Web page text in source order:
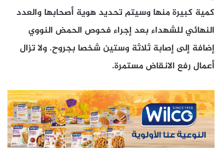
كمية كبيرة منها وسيتم تحديد هوية أصحابها والعدد
النهائي للشهداء بعد إجراء فحوص الحمض النووي
إضافة إلى إصابة ثلاثة وستين شخصا بجروح. ولا تزال
أعمال رفع الانقاض مستمرة.